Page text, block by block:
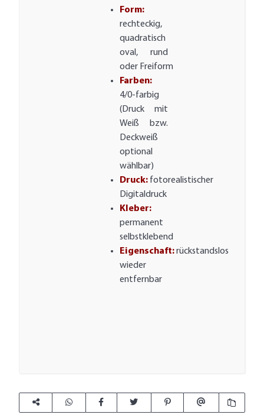
Form:
rechteckig,
quadratisch
oval, rund
oder Freiform
Farben:
4/0-farbig
(Druck mit
Weiß bzw.
Deckweiß
optional
wählbar)
Druck: fotorealistischer
Digitaldruck
Kleber:
permanent
selbstklebend
Eigenschaft:rückstandslos
wieder
entfernbar